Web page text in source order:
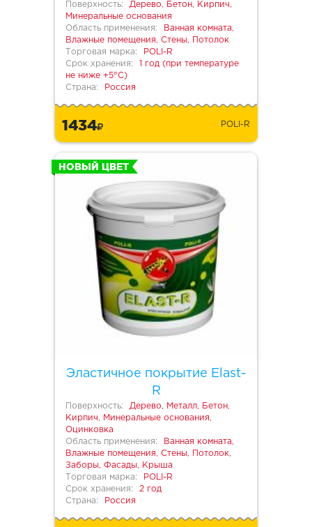
Поверхность:
Дерево, Бетон, Кирпич,
Минеральные основания
Область применения:
Ванная комната,
Влажные помещения, Стены, Потолок
Торговая марка:
POLI-R
Срок хранения:
1 год (при температуре
не ниже +5°С)
Страна:
Россия
1434 POLI-R
Эластичное покрытие Elast-
R
НОВЫЙ ЦВЕТ
Поверхность:
Дерево, Металл, Бетон,
Кирпич, Минеральные основания,
Оцинковка
Область применения:
Ванная комната,
Влажные помещения, Стены, Потолок,
Заборы, Фасады, Крыша
Торговая марка:
POLI-R
Срок хранения:
2 год
Страна:
Россия